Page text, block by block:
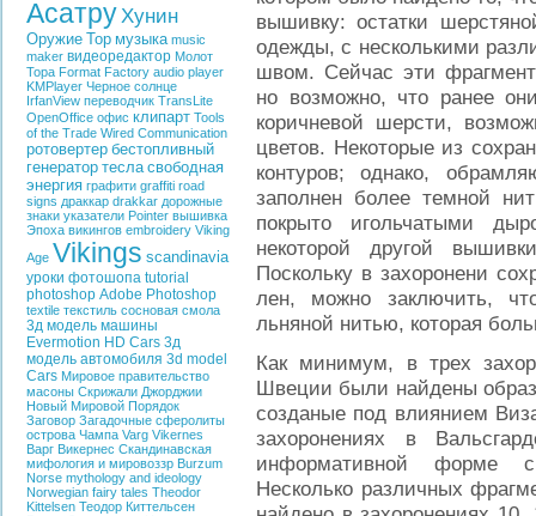
АсатруХунин
Оружие Тор музыка music
maker видеоредактор Молот
Тора Format Factory audio player
KMPlayer Черное солнце
IrfanView переводчик TransLite
OpenOffice офис клипарт Tools
of the Trade Wired Communication
ротовертер бестопливный
генератор тесла свободная
энергия графити graffiti road
signs драккар drakkar дорожные
знаки указатели Pointer вышивка
Эпоха викингов embroidery Viking
Age Vikings scandinavia
уроки фотошопа tutorial
photoshop Adobe Photoshop
textile текстиль сосновая смола
3д модель машины
Evermotion HD Cars 3д
модель автомобиля 3d model
Cars Мировое правительство
масоны Скрижали Джорджии
Новый Мировой Порядок
Заговор Загадочные сферолиты
острова Чампа Varg Vikernes
Варг Викернес Скандинавская
мифология и мировоззр Burzum
Norse mythology and ideology
Norwegian fairy tales Theodor
Kittelsen Теодор Киттельсен
вышивку: остатки
одежды, с несколькими
швом. Сейчас эти
но возможно, что ранее
коричневой шерсти,
цветов. Некоторые из
контуров; однако,
заполнен более темной
покрыто игольчатыми
некоторой другой
Поскольку в захоронени
лен, можно заключить,
льняной нитью, которая
Как минимум, в трех
Швеции были найдены
созданые под влиянием
захоронениях в
информативной форме
Несколько различных